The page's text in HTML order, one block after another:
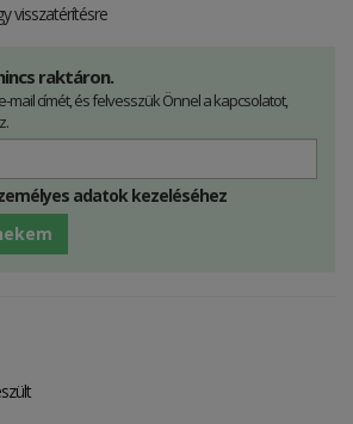
visszatérítésre
raktáron.
mail címét, és felvesszük Önnel a kapcsolatot,
adatok kezeléséhez